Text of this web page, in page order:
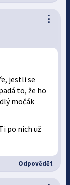
⋮
jestli se
to, že ho
močák
po nich už
Odpovědět